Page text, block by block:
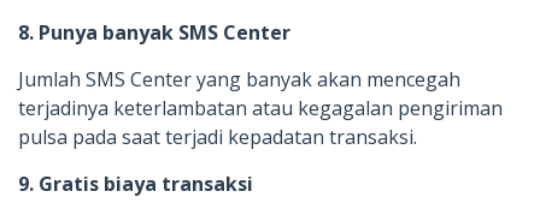
8. Punya banyak SMS Center
Jumlah SMS Center yang banyak akan mencegah
terjadinya keterlambatan atau kegagalan pengiriman
pulsa pada saat terjadi kepadatan transaksi.
9. Gratis biaya transaksi